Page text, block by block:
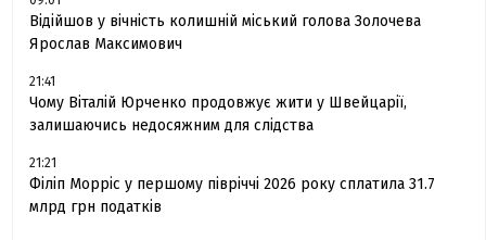
Відійшов у вічність колишній міський голова Золочева
Ярослав Максимович
21:41
Чому Віталій Юрченко продовжує жити у Швейцарії,
залишаючись недосяжним для слідства
21:21
Філіп Морріс у першому півріччі 2026 року сплатила 31.7
млрд грн податків